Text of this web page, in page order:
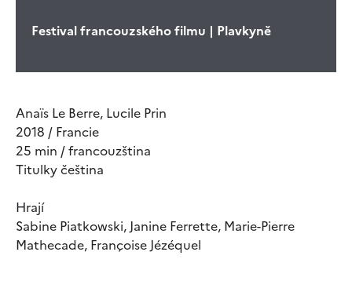
Festival francouzského filmu | Plavkyně
Anaïs Le Berre, Lucile Prin
2018 / Francie
25 min / francouzština
Titulky čeština
Hrají
Sabine Piatkowski, Janine Ferrette, Marie-Pierre
Mathecade, Françoise Jézéquel